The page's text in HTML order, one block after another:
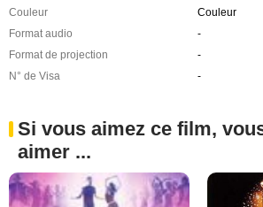
Couleur
Couleur
Format audio
-
Format de projection
-
N° de Visa
-
Si vous aimez ce film,
aimer ...